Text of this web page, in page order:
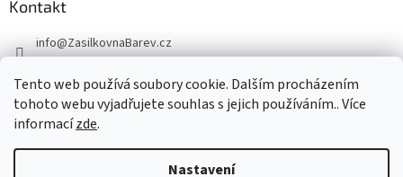
Tento web používá soubory cookie. Dalším procházením
tohoto webu vyjadřujete souhlas s jejich používáním.. Více
informacízde.
Nastavení
Kontakt
info@ZasilkovnaBarev.cz